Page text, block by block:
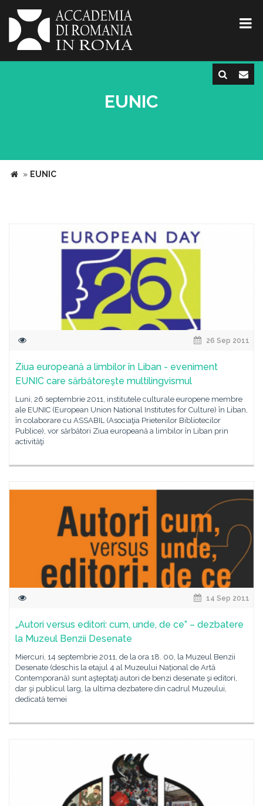
EUNIC
» EUNIC
26 Sep 2011
Ziua europeană a limbilor în Liban - eveniment
EUNIC care sărbătoreşte multilingvismul
Luni, 26 septembrie 2011, institutele culturale europene membre
ale EUNIC (European Union National Institutes for Culture) în Liban,
în colaborare cu ASSABIL (Asociaţia Prietenilor Bibliotecilor
Publice), vor sărbători Ziua europeană a limbilor în Liban prin
activităţi
14 Sep 2011
„Autori versus editori: cum, unde, de ce” – dezbatere
la Muzeul Benzii Desenate
Miercuri, 14 septembrie 2011, de la ora 18. 00, la Muzeul Benzii
Desenate (deschis la etajul 4 al Muzeului Național de Artă
Contemporană) sunt aşteptaţi autori de benzi desenate şi editori,
dar şi publicul larg, la ultima dezbatere din cadrul Muzeului,
dedicată temei